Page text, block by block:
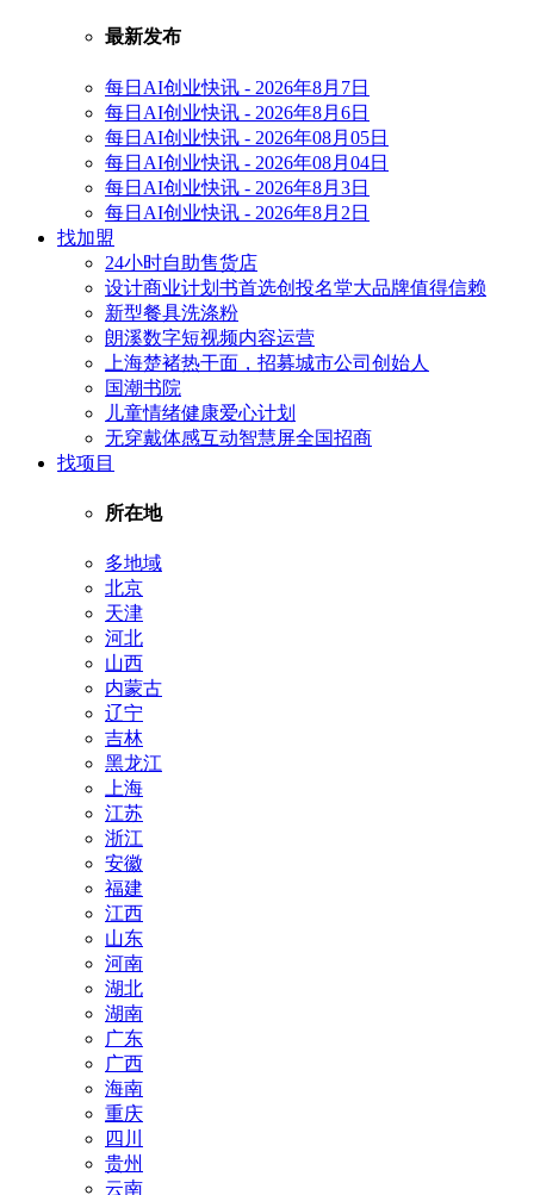
最新发布
每日AI创业快讯 - 2026年8月7日
每日AI创业快讯 - 2026年8月6日
每日AI创业快讯 - 2026年08月05日
每日AI创业快讯 - 2026年08月04日
每日AI创业快讯 - 2026年8月3日
每日AI创业快讯 - 2026年8月2日
找加盟
24小时自助售货店
设计商业计划书首选创投名堂大品牌值得信赖
新型餐具洗涤粉
朗溪数字短视频内容运营
上海楚褚热干面，招募城市公司创始人
国潮书院
儿童情绪健康爱心计划
无穿戴体感互动智慧屏全国招商
找项目
所在地
多地域
北京
天津
河北
山西
内蒙古
辽宁
吉林
黑龙江
上海
江苏
浙江
安徽
福建
江西
山东
河南
湖北
湖南
广东
广西
海南
重庆
四川
贵州
云南